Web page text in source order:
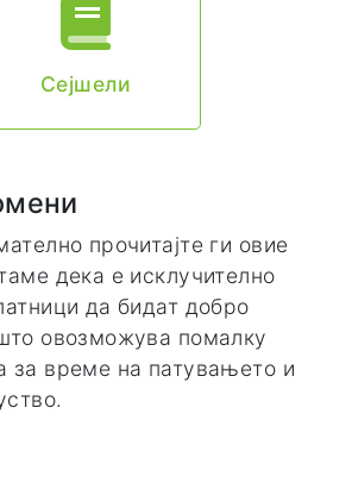
Сејшели
прочитајте ги овие
дека е исклучително
да бидат добро
овозможува помалку
за време на патувањето и